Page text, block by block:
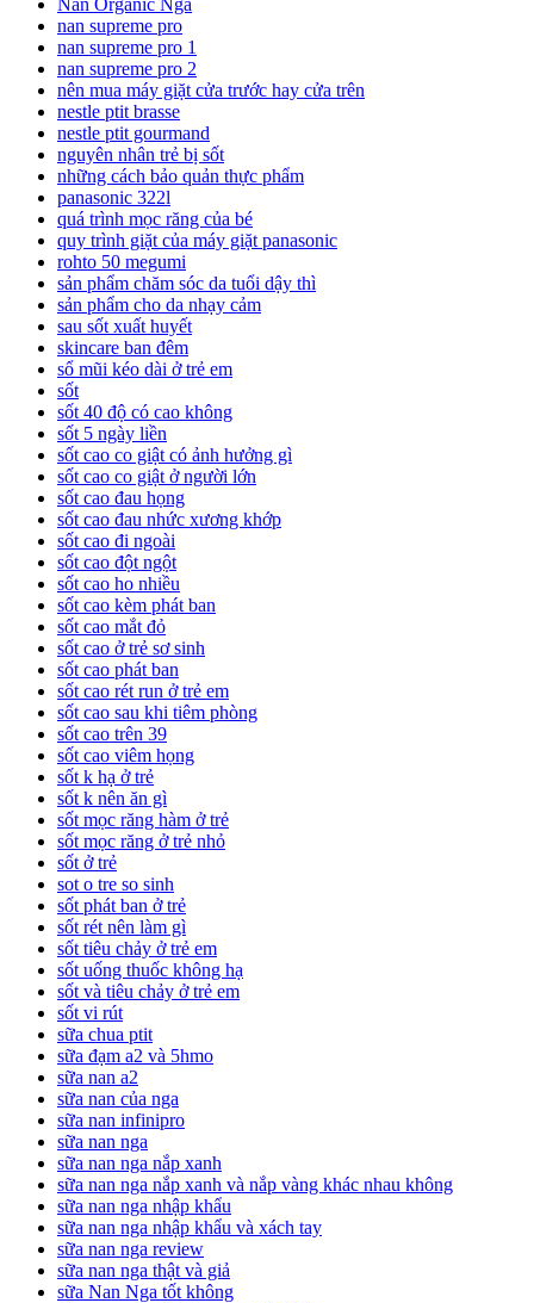
Nan Organic Nga
nan supreme pro
nan supreme pro 1
nan supreme pro 2
nên mua máy giặt cửa trước hay cửa trên
nestle ptit brasse
nestle ptit gourmand
nguyên nhân trẻ bị sốt
những cách bảo quản thực phẩm
panasonic 322l
quá trình mọc răng của bé
quy trình giặt của máy giặt panasonic
rohto 50 megumi
sản phẩm chăm sóc da tuổi dậy thì
sản phẩm cho da nhạy cảm
sau sốt xuất huyết
skincare ban đêm
sổ mũi kéo dài ở trẻ em
sốt
sốt 40 độ có cao không
sốt 5 ngày liền
sốt cao co giật có ảnh hưởng gì
sốt cao co giật ở người lớn
sốt cao đau họng
sốt cao đau nhức xương khớp
sốt cao đi ngoài
sốt cao đột ngột
sốt cao ho nhiều
sốt cao kèm phát ban
sốt cao mắt đỏ
sốt cao ở trẻ sơ sinh
sốt cao phát ban
sốt cao rét run ở trẻ em
sốt cao sau khi tiêm phòng
sốt cao trên 39
sốt cao viêm họng
sốt k hạ ở trẻ
sốt k nên ăn gì
sốt mọc răng hàm ở trẻ
sốt mọc răng ở trẻ nhỏ
sốt ở trẻ
sot o tre so sinh
sốt phát ban ở trẻ
sốt rét nên làm gì
sốt tiêu chảy ở trẻ em
sốt uống thuốc không hạ
sốt và tiêu chảy ở trẻ em
sốt vi rút
sữa chua ptit
sữa đạm a2 và 5hmo
sữa nan a2
sữa nan của nga
sữa nan infinipro
sữa nan nga
sữa nan nga nắp xanh
sữa nan nga nắp xanh và nắp vàng khác nhau không
sữa nan nga nhập khẩu
sữa nan nga nhập khẩu và xách tay
sữa nan nga review
sữa nan nga thật và giả
sữa Nan Nga tốt không